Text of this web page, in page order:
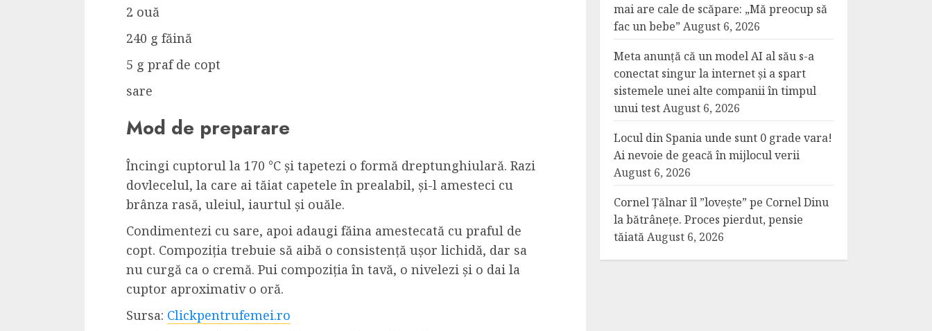
2 ouă
240 g făină
5 g praf de copt
sare
Mod de preparare
Încingi cuptorul la 170 °C și tapetezi o formă dreptunghiulară. Razi
dovlecelul, la care ai tăiat capetele în prealabil, și-l amesteci cu
brânza rasă, uleiul, iaurtul și ouăle.
Condimentezi cu sare, apoi adaugi făina amestecată cu praful de
copt. Compoziția trebuie să aibă o consistență ușor lichidă, dar sa
nu curgă ca o cremă. Pui compoziția în tavă, o nivelezi și o dai la
cuptor aproximativ o oră.
Sursa: Clickpentrufemei.ro
mai are cale de scăpare: „Mă preocup să
fac un bebe” August 6, 2026
Meta anunță că un model AI al său s-a
conectat singur la internet și a spart
sistemele unei alte companii în timpul
unui testAugust 6, 2026
Locul din Spania unde sunt 0 grade vara!
Ai nevoie de geacă în mijlocul verii
August 6, 2026
Cornel Țălnar îl ”lovește” pe Cornel Dinu
la bătrânețe. Proces pierdut, pensie
tăiatăAugust 6, 2026